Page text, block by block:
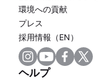
環境への貢献
プレス
採用情報（EN）
ヘルプ